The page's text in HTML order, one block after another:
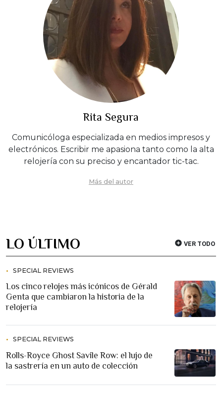
Rita Segura
Comunicóloga especializada en medios impresos y
electrónicos. Escribir me apasiona tanto como la alta
relojería con su preciso y encantador tic-tac.
Más del autor
LO ÚLTIMO VER TODO
SPECIAL REVIEWS
Los cinco relojes más icónicos de Gérald
Genta que cambiaron la historia de la
relojería
SPECIAL REVIEWS
Rolls-Royce Ghost Savile Row: el lujo de
la sastrería en un auto de colección